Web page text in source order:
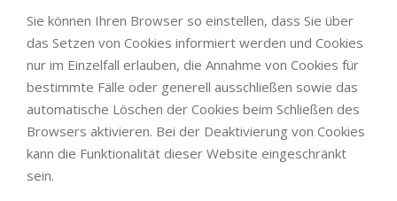
Sie können Ihren Browser so einstellen, dass Sie über
das Setzen von Cookies informiert werden und Cookies
nur im Einzelfall erlauben, die Annahme von Cookies für
bestimmte Fälle oder generell ausschließen sowie das
automatische Löschen der Cookies beim Schließen des
Browsers aktivieren. Bei der Deaktivierung von Cookies
kann die Funktionalität dieser Website eingeschränkt
sein.